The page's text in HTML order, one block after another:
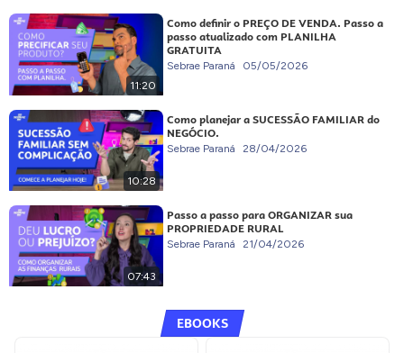
11:20
Como definir o PREÇO DE VENDA. Passo a
passo atualizado com PLANILHA
GRATUITA
Sebrae Paraná 05/05/2026
10:28
Como planejar a SUCESSÃO FAMILIAR do
NEGÓCIO.
Sebrae Paraná 28/04/2026
07:43
Passo a passo para ORGANIZAR sua
PROPRIEDADE RURAL
Sebrae Paraná 21/04/2026
EBOOKS